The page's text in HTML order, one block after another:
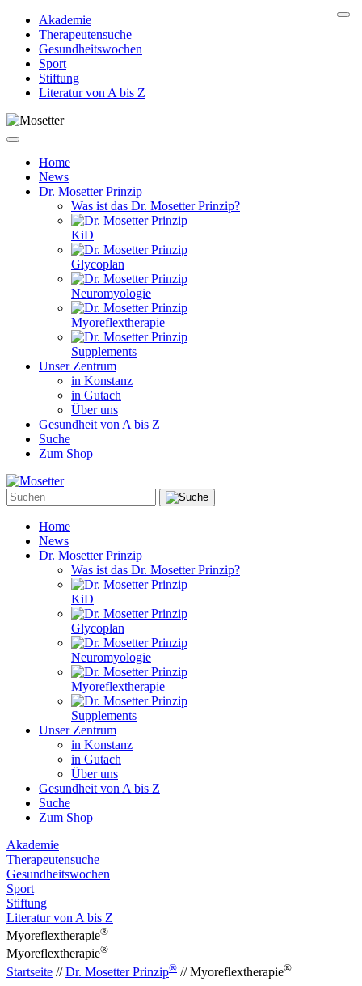
Akademie
Therapeutensuche
Gesundheitswochen
Sport
Stiftung
Literatur von A bis Z
Home
News
Dr. Mosetter Prinzip
Was ist das Dr. Mosetter Prinzip?
KiD
Glycoplan
Neuromyologie
Myoreflextherapie
Supplements
Unser Zentrum
in Konstanz
in Gutach
Über uns
Gesundheit von A bis Z
Suche
Zum Shop
Home
News
Dr. Mosetter Prinzip
Was ist das Dr. Mosetter Prinzip?
KiD
Glycoplan
Neuromyologie
Myoreflextherapie
Supplements
Unser Zentrum
in Konstanz
in Gutach
Über uns
Gesundheit von A bis Z
Suche
Zum Shop
Akademie
Therapeutensuche
Gesundheitswochen
Sport
Stiftung
Literatur von A bis Z
Myoreflextherapie®
Myoreflextherapie®
Startseite // Dr. Mosetter Prinzip® // Myoreflextherapie®